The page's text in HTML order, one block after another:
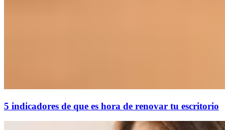
5 indicadores de que es hora de renovar tu escritorio